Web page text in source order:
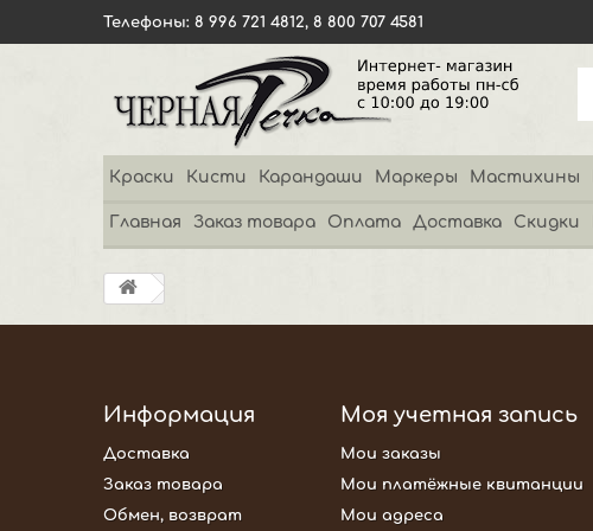
Телефоны: 8 996 721 4812, 8 800 707 4581
Краски Кисти Карандаши Маркеры Мастихины
Главная Заказ товара Оплата Доставка Скидки
Информация
Доставка
Заказ товара
Обмен, возврат
Моя учетная запись
Мои заказы
Мои платёжные квитанции
Мои адреса